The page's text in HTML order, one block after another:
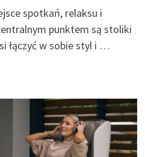
spotkań, relaksu i
punktem są stoliki
łączyć w sobie styl i …